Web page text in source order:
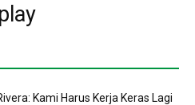
Kami Harus Kerja Keras Lagi